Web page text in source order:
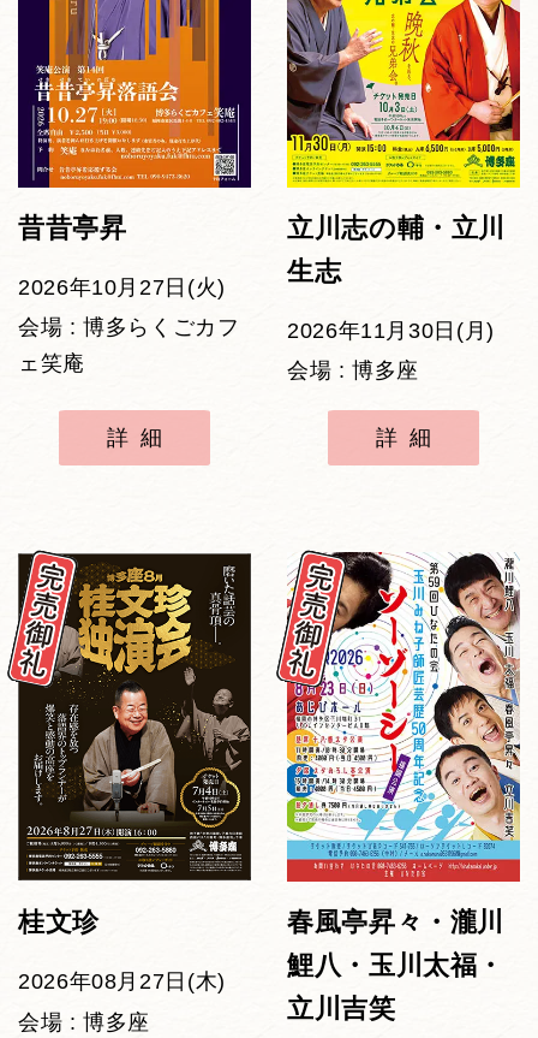
昔昔亭昇
2026年10月27日(火)
会場 : 博多らくごカフ
ェ笑庵
詳細
立川志の輔・立川
生志
2026年11月30日(月)
会場 : 博多座
詳細
桂文珍
2026年08月27日(木)
会場 : 博多座
春風亭昇々・瀧川
鯉八・玉川太福・
立川吉笑